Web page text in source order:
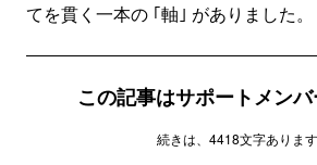
てを貫く一本の ｢軸｣ がありました。
この記事はサポートメン
続きは、4418文字あります